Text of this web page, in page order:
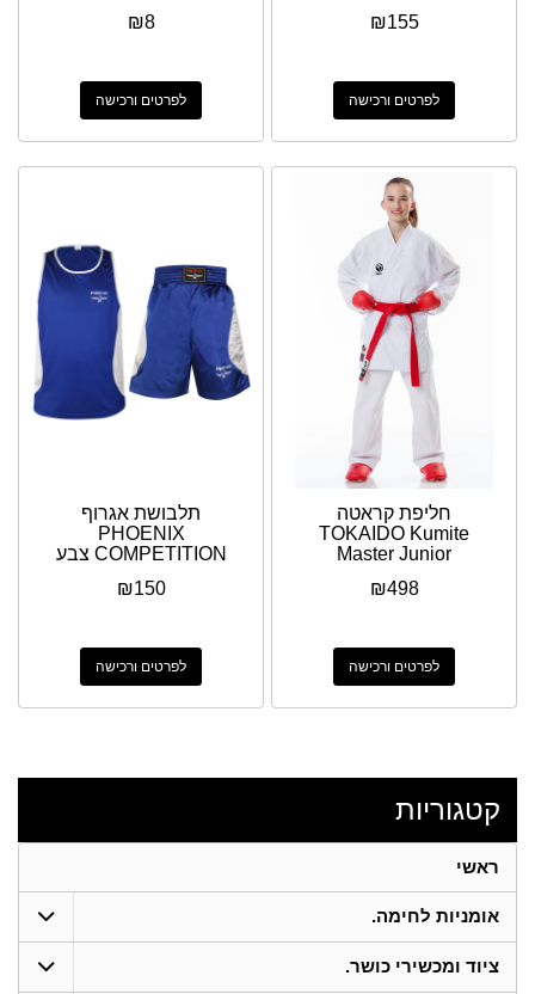
₪155
לפרטים ורכישה
₪8
לפרטים ורכישה
חליפת קראטה
TOKAIDO Kumite
Master Junior
₪498
לפרטים ורכישה
תלבושת אגרוף
PHOENIX
COMPETITION צבע
₪150
לפרטים ורכישה
קטגוריות
ראשי
אומניות לחימה.
ציוד ומכשירי כושר.